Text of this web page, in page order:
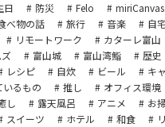
日 防災 Felo miriCanvas
べ物の話 旅行 音楽
自
リモートワーク
カターレ富山
富山城 富山湾鮨 歴史
レシピ 自炊 ビール
キ
いるもの 推し オフィス環境
し 露天風呂 アニメ
お
スイーツ ホテル 和食